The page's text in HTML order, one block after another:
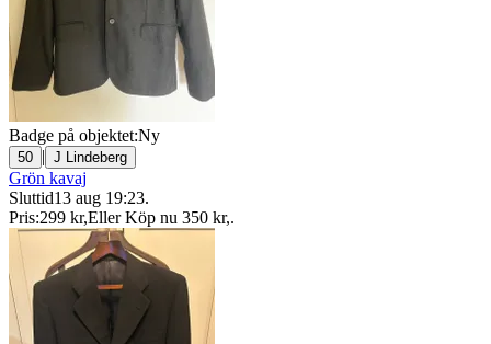
Badge på objektet:Ny
50 | J Lindeberg
Grön kavaj
Sluttid13 aug 19:23.
Pris:299 kr,Eller Köp nu 350 kr,.